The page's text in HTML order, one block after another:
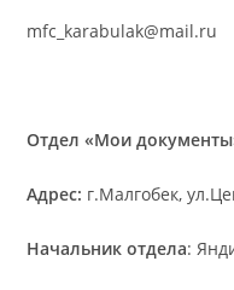
mfc_karabulak@mail.ru
Отдел «Мои
Адрес: г.Малгобек,
Начальник отдела: